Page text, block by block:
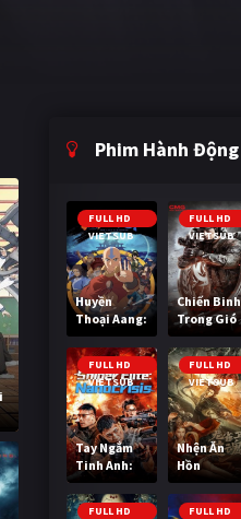
Phim Hành Động
FULL HD
VIETSUB
Huyền
Thoại Aang:
Tiết Khí Sư
Cuối Cùng
FULL HD
VIETSUB
Chiến Binh
Trong Gió
FULL HD
VIETSUB
Tay Ngắm
Tinh Anh:
Nguy Cơ
Nano
FULL HD
VIETSUB
Nhện Ăn
Hồn
FULL HD
FULL HD